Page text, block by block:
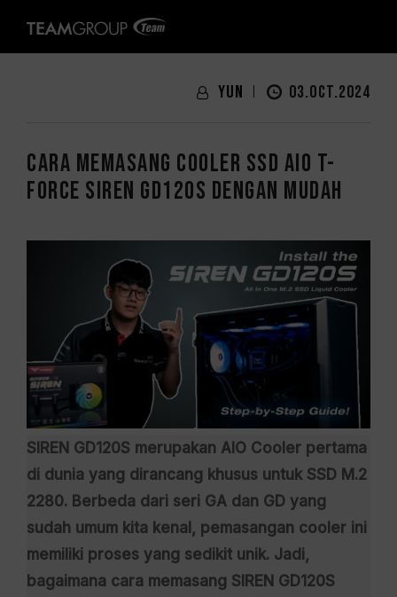
Yun 03.OCT.2024
Cara Memasang Cooler SSD AIO T-
FORCE SIREN GD120S Dengan Mudah
SIREN GD120S merupakan AIO Cooler pertama
di dunia yang dirancang khusus untuk SSD M.2
2280. Berbeda dari seri GA dan GD yang
sudah umum kita kenal, pemasangan cooler ini
memiliki proses yang sedikit unik. Jadi,
bagaimana cara memasang SIREN GD120S